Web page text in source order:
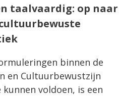
taalvaardig: op naar
binnen de
en Cultuurbewustzijn
voldoen, is een